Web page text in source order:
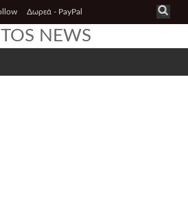
Δωρεά - PayPal
NEWS